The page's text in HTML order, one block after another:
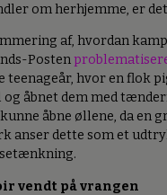
om herhjemme, er
af, hvordan
Posten
teenageår, hvor en flok
åbnet dem med
åbne øllene, da en
anser dette som et
vendt på vrangen